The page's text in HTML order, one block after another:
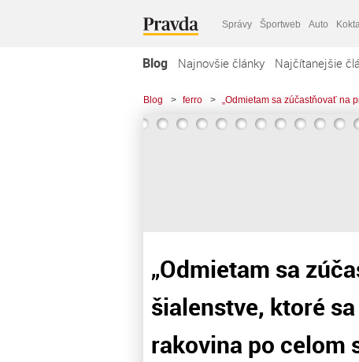
Správy Športweb Auto
Blog Najnovšie články Najčítanejšie
Blog > ferro > „Odmietam sa zúčastňovať na
„Odmietam sa
šialenstve, ktoré
rakovina po celom